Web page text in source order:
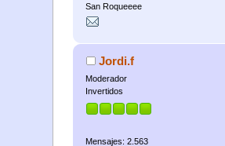
San Roqueeee
Jordi.f
Moderador
Invertidos
Mensajes: 2.563